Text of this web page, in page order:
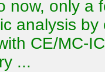
now, only a
analysis
CE/MC-
...